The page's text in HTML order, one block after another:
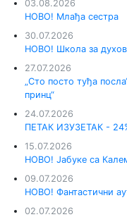
03.08.2026
НОВО! Млађа сестра
30.07.2026
НОВО! Школа за
27.07.2026
„Сто посто туђа
принц“
24.07.2026
ПЕТАК ИЗУЗЕТАК -
15.07.2026
НОВО! Јабуке са
09.07.2026
НОВО! Фантастични
02.07.2026